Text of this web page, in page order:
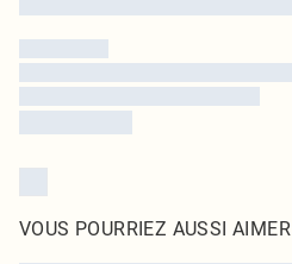
VOUS POURRIEZ AUSSI AIMER